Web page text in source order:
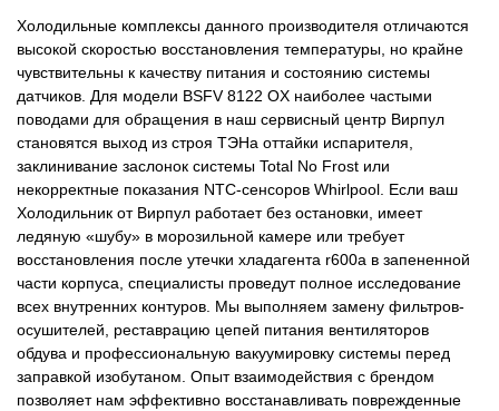
Холодильные комплексы данного производителя отличаются
высокой скоростью восстановления температуры, но крайне
чувствительны к качеству питания и состоянию системы
датчиков. Для модели BSFV 8122 OX наиболее частыми
поводами для обращения в наш сервисный центр Вирпул
становятся выход из строя ТЭНа оттайки испарителя,
заклинивание заслонок системы Total No Frost или
некорректные показания NTC-сенсоров Whirlpool. Если ваш
Холодильник от Вирпул работает без остановки, имеет
ледяную «шубу» в морозильной камере или требует
восстановления после утечки хладагента r600a в запененной
части корпуса, специалисты проведут полное исследование
всех внутренних контуров. Мы выполняем замену фильтров-
осушителей, реставрацию цепей питания вентиляторов
обдува и профессиональную вакуумировку системы перед
заправкой изобутаном. Опыт взаимодействия с брендом
позволяет нам эффективно восстанавливать поврежденные